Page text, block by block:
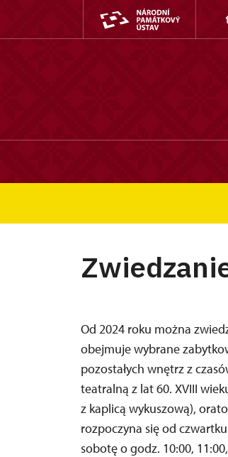
Od 2024 roku można
obejmuje wybrane
pozostałych wnętrz z
teatralną z lat 60. XVIII
z kaplicą wykuszową),
rozpoczyna się od
sobotę o godz. 10:00,